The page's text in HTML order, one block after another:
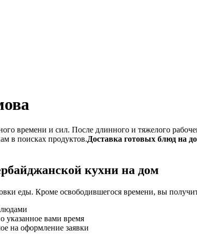
времени и сил. После длинного и тяжелого
в поисках продуктов.Доставка готовых блюд на
кухни на дом
еды. Кроме освободившегося времени, вы
указанное вами время
на оформление заявки